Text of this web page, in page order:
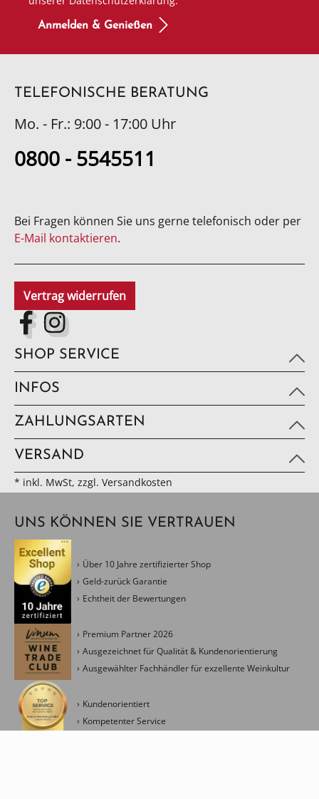
Anmelden & Genießen
TELEFONISCHE BERATUNG
Mo. - Fr.: 9:00 - 17:00 Uhr
0800 - 5545511
Bei Fragen können Sie uns gerne telefonisch oder per
E-Mail kontaktieren.
Vertrag widerrufen
SHOP SERVICE
INFOS
ZAHLUNGSARTEN
VERSAND
* inkl. MwSt, zzgl. Versandkosten
UNS KÖNNEN SIE VERTRAUEN
Über 10 Jahre zertifizierter Shop
Geld-zurück Garantie
Echtheit der Bewertungen
Premium Partner 2026
Ausgezeichnet für Qualität & Kundenorientierung
Ausgewählter Fachhändler für exzellente Weinkultur
Kundenorientiert
Kompetenter Service